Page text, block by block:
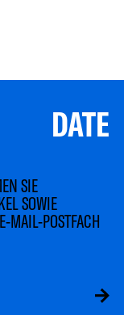
SIE
SOWIE
MAIL-POSTFACH